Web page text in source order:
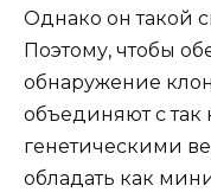
Однако он такой
Поэтому, чтобы
обнаружение
объединяют с
генетическими
обладать как